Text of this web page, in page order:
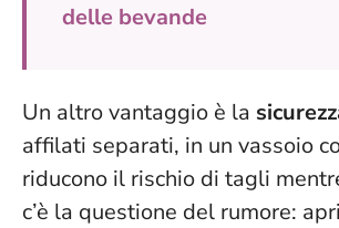
delle bevande
Un altro vantaggio è la
affilati separati, in un vassoio
riducono il rischio di tagli
c’è la questione del rumore: